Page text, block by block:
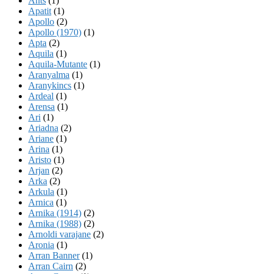
Apatit (1)
Apollo (2)
Apollo (1970) (1)
Apta (2)
Aquila (1)
Aquila-Mutante (1)
Aranyalma (1)
Aranykincs (1)
Ardeal (1)
Arensa (1)
Ari (1)
Ariadna (2)
Ariane (1)
Arina (1)
Aristo (1)
Arjan (2)
Arka (2)
Arkula (1)
Arnica (1)
Arnika (1914) (2)
Arnika (1988) (2)
Arnoldi varajane (2)
Aronia (1)
Arran Banner(1)
Arran Cairn (2)